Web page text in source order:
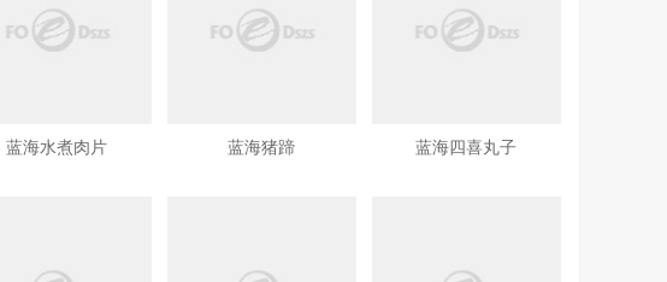
蓝海水煮肉片 蓝海猪蹄 蓝海四喜丸子